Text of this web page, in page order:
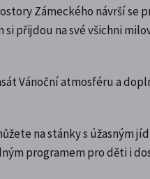
Zámeckého návrší se
si přijdou na své všichni
Vánoční atmosféru a
na stánky s úžasným
programem pro děti i